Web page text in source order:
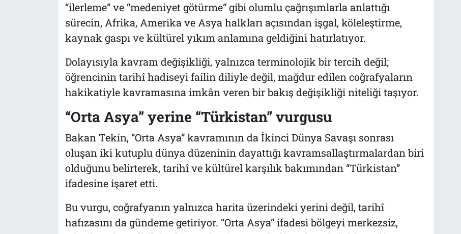
“ilerleme” ve “medeniyet götürme” gibi olumlu çağrışımlarla anlattığı
sürecin, Afrika, Amerika ve Asya halkları açısından işgal, köleleştirme,
kaynak gaspı ve kültürel yıkım anlamına geldiğini hatırlatıyor.
Dolayısıyla kavram değişikliği, yalnızca terminolojik bir tercih değil;
öğrencinin tarihî hadiseyi failin diliyle değil, mağdur edilen coğrafyaların
hakikatiyle kavramasına imkân veren bir bakış değişikliği niteliği taşıyor.
“Orta Asya” yerine “Türkistan” vurgusu
Bakan Tekin, “Orta Asya” kavramının da İkinci Dünya Savaşı sonrası
oluşan iki kutuplu dünya düzeninin dayattığı kavramsallaştırmalardan biri
olduğunu belirterek, tarihî ve kültürel karşılık bakımından “Türkistan”
ifadesine işaret etti.
Bu vurgu, coğrafyanın yalnızca harita üzerindeki yerini değil, tarihî
hafızasını da gündeme getiriyor. “Orta Asya” ifadesi bölgeyi merkezsiz,